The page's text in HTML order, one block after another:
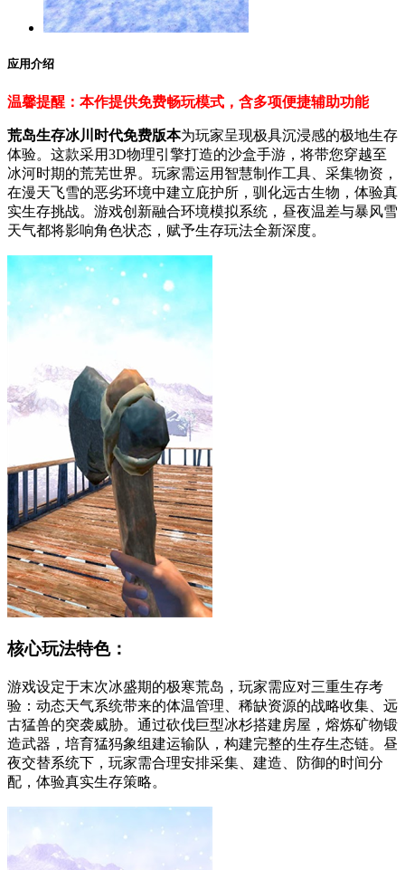
应用介绍
温馨提醒：本作提供免费畅玩模式，含多项便捷辅助功能
荒岛生存冰川时代免费版本为玩家呈现极具沉浸感的极地生存
体验。这款采用3D物理引擎打造的沙盒手游，将带您穿越至
冰河时期的荒芜世界。玩家需运用智慧制作工具、采集物资，
在漫天飞雪的恶劣环境中建立庇护所，驯化远古生物，体验真
实生存挑战。游戏创新融合环境模拟系统，昼夜温差与暴风雪
天气都将影响角色状态，赋予生存玩法全新深度。
核心玩法特色：
游戏设定于末次冰盛期的极寒荒岛，玩家需应对三重生存考
验：动态天气系统带来的体温管理、稀缺资源的战略收集、远
古猛兽的突袭威胁。通过砍伐巨型冰杉搭建房屋，熔炼矿物锻
造武器，培育猛犸象组建运输队，构建完整的生存生态链。昼
夜交替系统下，玩家需合理安排采集、建造、防御的时间分
配，体验真实生存策略。